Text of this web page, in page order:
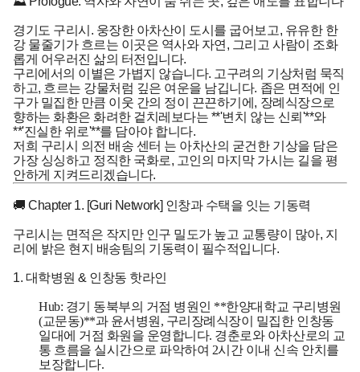
경기도 구리시. 웅장한 아차산이 도시를 굽어보고, 유유한 한
강 물줄기가 흐르는 이곳은 역사와 자연, 그리고 사람이 조화
롭게 어우러진 삶의 터전입니다.
구리에서의 이별은 가볍지 않습니다. 고구려의 기상처럼 묵직
하고, 흐르는 강물처럼 깊은 여운을 남깁니다. 좁은 면적에 인
구가 밀집한 만큼 이웃 간의 정이 끈끈하기에, 장례식장으로
향하는 화환은 화려한 겉치레보다는 **'변치 않는 신뢰'**와
**'진실한 위로'**를 담아야 합니다.
저희 구리시 의전 배송 센터 는 아차산의 굳건한 기상을 담은
가장 싱싱하고 정직한 국화로, 고인의 마지막 가시는 길을 평
안하게 지켜드리겠습니다.
🚚 Chapter 1. [Guri Network] 인창과 수택을 잇는 기동력
구리시는 면적은 작지만 인구 밀도가 높고 교통량이 많아, 지
리에 밝은 현지 배송팀의 기동력이 필수적입니다.
1. 대학병원 & 인창동 핫라인
Hub: 경기 동북부의 거점 병원인 **한양대학교 구리병원
(교문동)**과 윤서병원, 구리장례식장이 밀집한 인창동
일대에 거점 화원을 운영합니다. 경춘로와 아차산로의 교
통 흐름을 실시간으로 파악하여 2시간 이내 신속 안치를
보장합니다.